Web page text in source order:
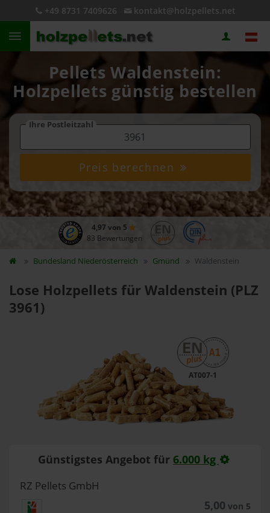
+49 8731 7409626 kontakt@holzpellets.net
Pellets Waldenstein:
Holzpellets günstig bestellen
Ihre Postleitzahl
Preis berechnen
4,97 von 5
83 Bewertungen
Bundesland Niederösterreich Gmünd Waldenstein
Lose Holzpellets für Waldenstein (PLZ
3961)
AT007-1
Günstigstes Angebot für 6.000 kg
RZ Pellets GmbH
5,00 von 5